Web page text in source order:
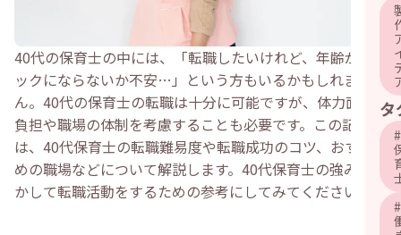
タ
#
#
40代の保育士の中には、「転職したいけれど、年齢がネ
ックにならないか不安…」という方もいるかもしれませ
ん。40代の保育士の転職は十分に可能ですが、体力面の
負担や職場の体制を考慮することも必要です。この記事で
は、40代保育士の転職難易度や転職成功のコツ、おすす
めの職場などについて解説します。40代保育士の強みを活
かして転職活動をするための参考にしてみてください。